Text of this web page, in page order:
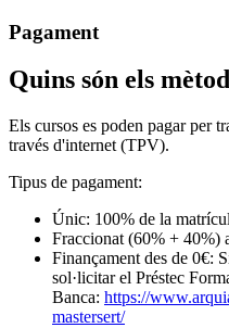
Pagament
Quins són els
Els cursos es poden pagar per
través d'internet (TPV).
Tipus de pagament:
Únic: 100% de la
Fraccionat (60% + 40%)
Finançament des de 0€:
sol·licitar el Préstec
Banca: https://
mastersert/